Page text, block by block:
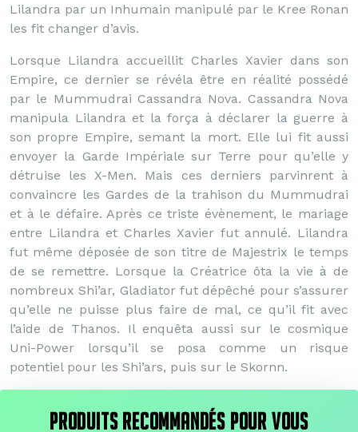
Lilandra par un Inhumain manipulé par le Kree Ronan
les fit changer d’avis.
Lorsque Lilandra accueillit Charles Xavier dans son
Empire, ce dernier se révéla être en réalité possédé
par le Mummudrai Cassandra Nova. Cassandra Nova
manipula Lilandra et la força à déclarer la guerre à
son propre Empire, semant la mort. Elle lui fit aussi
envoyer la Garde Impériale sur Terre pour qu’elle y
détruise les X-Men. Mais ces derniers parvinrent à
convaincre les Gardes de la trahison du Mummudrai
et à le défaire. Après ce triste évènement, le mariage
entre Lilandra et Charles Xavier fut annulé. Lilandra
fut même déposée de son titre de Majestrix le temps
de se remettre. Lorsque la Créatrice ôta la vie à de
nombreux Shi’ar, Gladiator fut dépêché pour s’assurer
qu’elle ne puisse plus faire de mal, ce qu’il fit avec
l’aide de Thanos. Il enquêta aussi sur le cosmique
Uni-Power lorsqu’il se posa comme un risque
potentiel pour les Shi’ars, puis sur le Skornn.
PRODUITS RECOMMANDÉS POUR VOUS